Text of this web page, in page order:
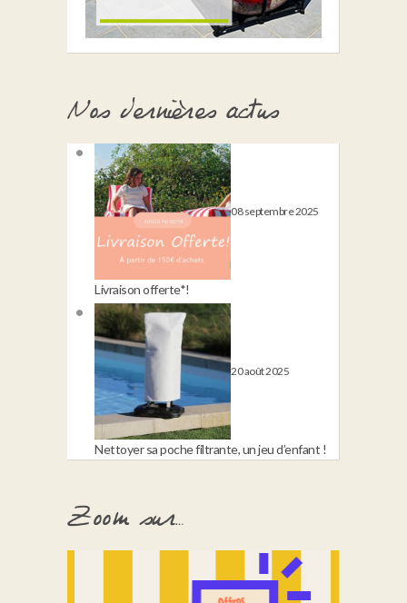
Nos dernières actus
08 septembre 2025
Livraison offerte*!
20 août 2025
Nettoyer sa poche filtrante, un jeu d’enfant !
Zoom sur…